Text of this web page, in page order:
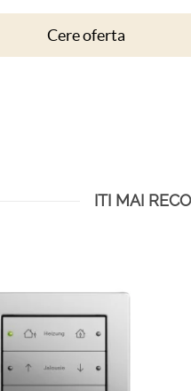
Cere oferta
ITI MAI